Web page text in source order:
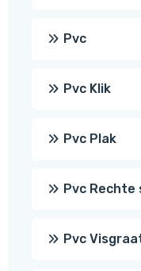
Pvc
Pvc Klik
Pvc Plak
Pvc
Pvc